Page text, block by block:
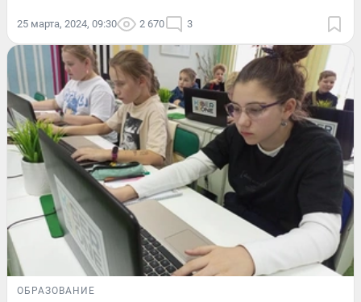
25 марта, 2024, 09:30 2 670 3
ОБРАЗОВАНИЕ